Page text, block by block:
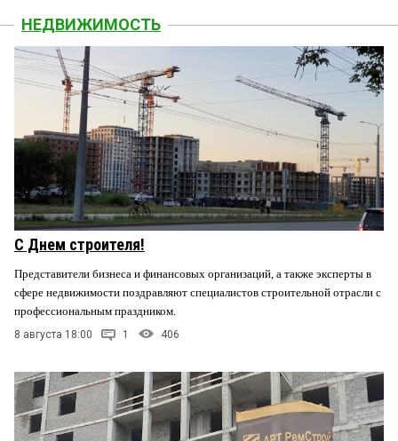
НЕДВИЖИМОСТЬ
С Днем строителя!
Представители бизнеса и финансовых организаций, а также эксперты в
сфере недвижимости поздравляют специалистов строительной отрасли с
профессиональным праздником.
8 августа 18:00 1 406